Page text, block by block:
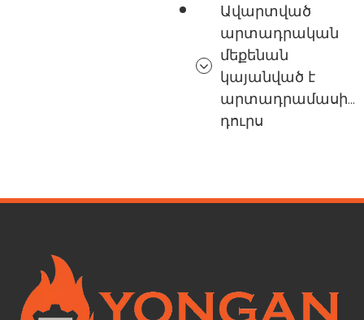
Ավարտված
արտադրական
մեքենան
կայանված է
արտադրամասից
դուրս